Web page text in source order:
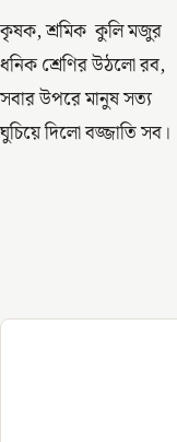
কৃষক, শ্রমিক কুলি মজুর
ধনিক শ্রেণির উঠলো রব,
সবার উপরে মানুষ সত্য
ঘুচিয়ে দিলো বজ্জাতি সব।